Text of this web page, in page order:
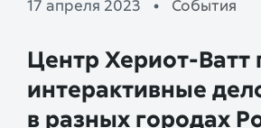
17 апреля 2023 • События
Центр Хериот-Ватт
интерактивные
в разных городах